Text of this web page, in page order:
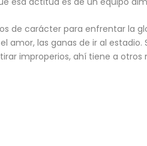
de carácter para enfrentar la
amor, las ganas de ir al
improperios, ahí tiene a otros